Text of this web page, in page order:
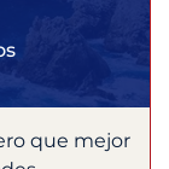
que mejor